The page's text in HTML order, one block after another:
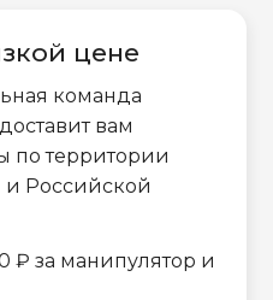
цене
команда
вам
по территории
и Российской
₽ за манипулятор и